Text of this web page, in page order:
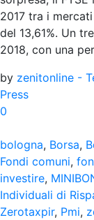
2017 tra i
del 13,61%. Un
2018, con una
by zenitonline -
Press
0
bologna, Borsa,
Fondi comuni,
investire,
Individuali di
Zerotaxpir, Pmi,